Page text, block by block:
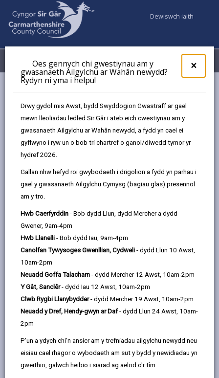
×
Oes gennych chi gwestiynau am y
gwasanaeth Ailgylchu ar Wahân newydd?
Rydyn ni yma i helpu!
Drwy gydol mis Awst, bydd Swyddogion Gwastraff ar gael
mewn lleoliadau ledled Sir Gâr i ateb eich cwestiynau am y
gwasanaeth Ailgylchu ar Wahân newydd, a fydd yn cael ei
gyflwyno i ryw un o bob tri chartref o ganol/diwedd tymor yr
hydref 2026.
Gallan nhw hefyd roi gwybodaeth i drigolion a fydd yn parhau i
gael y gwasanaeth Ailgylchu Cymysg (bagiau glas) presennol
am y tro.
Hwb Caerfyrddin - Bob dydd Llun, dydd Mercher a dydd
Gwener, 9am-4pm
Hwb Llanelli - Bob dydd Iau, 9am-4pm
Canolfan Tywysoges Gwenllian, Cydweli - dydd Llun 10 Awst,
10am-2pm
Neuadd Goffa Talacharn - dydd Mercher 12 Awst, 10am-2pm
Y Gât, Sanclêr- dydd Iau 12 Awst, 10am-2pm
Clwb Rygbi Llanybydder- dydd Mercher 19 Awst, 10am-2pm
Neuadd y Dref, Hendy-gwyn ar Daf- dydd Llun 24 Awst, 10am-
2pm
P'un a ydych chi'n ansicr am y trefniadau ailgylchu newydd neu
eisiau cael rhagor o wybodaeth am sut y bydd y newidiadau yn
gweithio, galwch heibio i siarad ag aelod o'r tîm.
Dewiswch iaith
Dewislen
Cymorth ieuenctid
Clwb Ieuenctid Trimsaran
Clwb Ieuenctid Trimsaran
4AA
Amserau Agor
Dydd
Amserau Agor
Dydd Mawrth
Ar gau
Dydd Mercher
Ar gau